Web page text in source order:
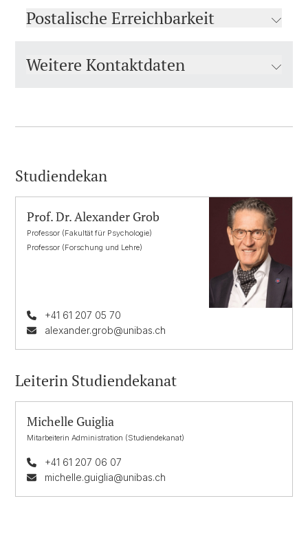
Postalische Erreichbarkeit
Weitere Kontaktdaten
Studiendekan
Prof. Dr. Alexander Grob
Professor (Fakultät für Psychologie)
Professor (Forschung und Lehre)
+41 61 207 05 70
alexander.grob@unibas.ch
Leiterin Studiendekanat
Michelle Guiglia
Mitarbeiterin Administration (Studiendekanat)
+41 61 207 06 07
michelle.guiglia@unibas.ch